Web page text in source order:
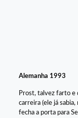
Alemanha 1993
Prost, talvez farto e
carreira (ele já
fecha a porta para